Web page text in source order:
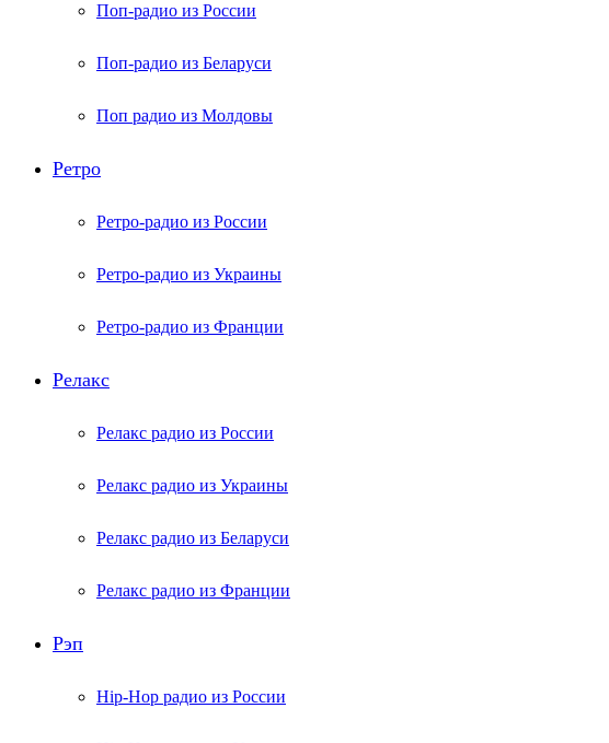
Поп-радио из России
Поп-радио из Беларуси
Поп радио из Молдовы
Ретро
Ретро-радио из России
Ретро-радио из Украины
Ретро-радио из Франции
Релакс
Релакс радио из России
Релакс радио из Украины
Релакс радио из Беларуси
Релакс радио из Франции
Рэп
Hip-Hop радио из России